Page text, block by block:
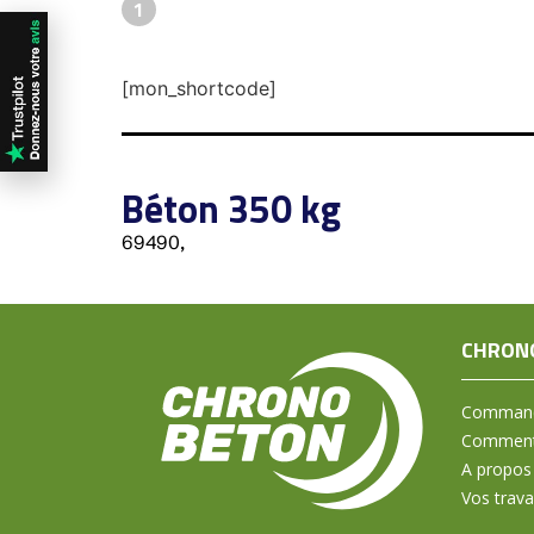
1
[mon_shortcode]
Béton 350 kg
69490,
A propos
Vos